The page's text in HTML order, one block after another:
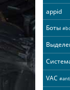
appid
Боты
VAC